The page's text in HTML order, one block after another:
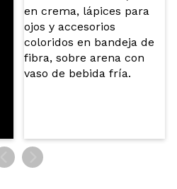
ENVIAR